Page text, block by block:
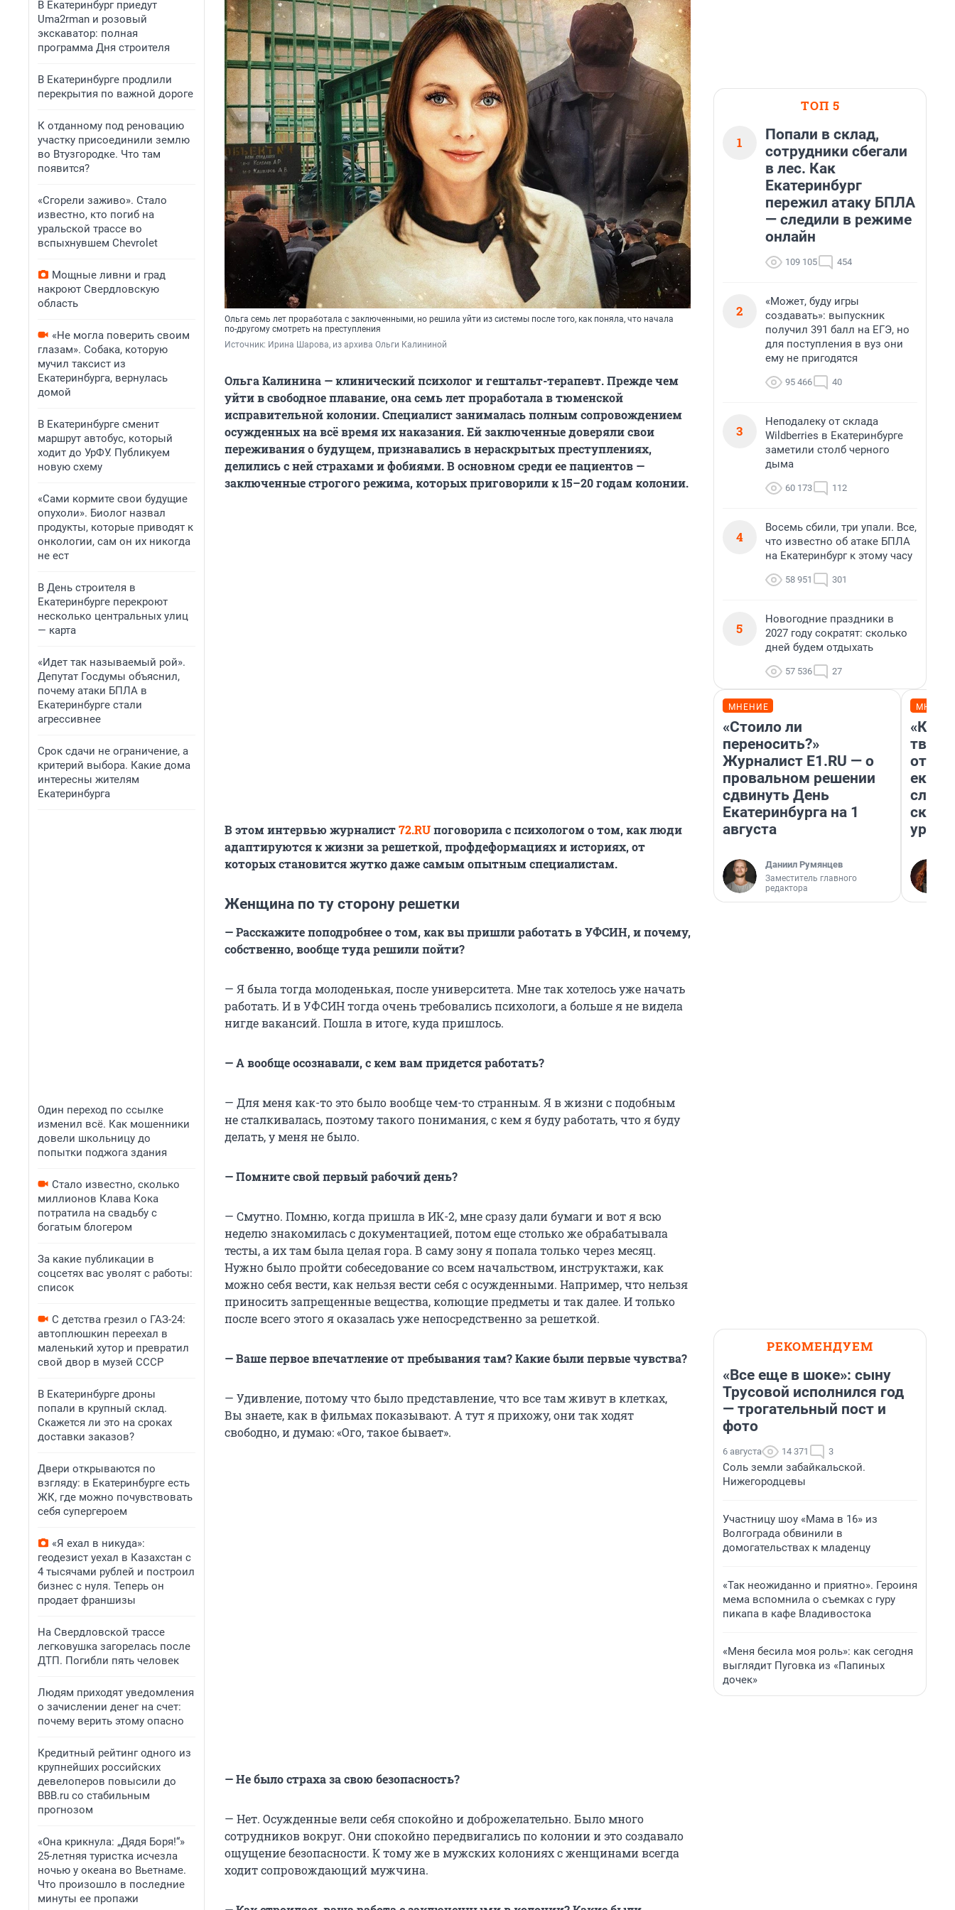
В Екатеринбург приедут
Uma2rman и розовый
экскаватор: полная
программа Дня строителя
В Екатеринбурге продлили
перекрытия по важной дороге
К отданному под реновацию
участку присоединили землю
во Втузгородке. Что там
появится?
«Сгорели заживо». Стало
известно, кто погиб на
уральской трассе во
вспыхнувшем Chevrolet
Мощные ливни и град
накроют Свердловскую
область
«Не могла поверить своим
глазам». Собака, которую
мучил таксист из
Екатеринбурга, вернулась
домой
В Екатеринбурге сменит
маршрут автобус, который
ходит до УрФУ. Публикуем
новую схему
«Сами кормите свои будущие
опухоли». Биолог назвал
продукты, которые приводят к
онкологии, сам он их никогда
не ест
В День строителя в
Екатеринбурге перекроют
несколько центральных улиц
— карта
«Идет так называемый рой».
Депутат Госдумы объяснил,
почему атаки БПЛА в
Екатеринбурге стали
агрессивнее
Срок сдачи не ограничение, а
критерий выбора. Какие дома
интересны жителям
Екатеринбурга
Один переход по ссылке
изменил всё. Как мошенники
довели школьницу до
попытки поджога здания
Стало известно, сколько
миллионов Клава Кока
потратила на свадьбу с
богатым блогером
За какие публикации в
соцсетях вас уволят с работы:
список
С детства грезил о ГАЗ-24:
автоплюшкин переехал в
маленький хутор и превратил
свой двор в музей СССР
В Екатеринбурге дроны
попали в крупный склад.
Скажется ли это на сроках
доставки заказов?
Двери открываются по
взгляду: в Екатеринбурге есть
ЖК, где можно почувствовать
себя супергероем
«Я ехал в никуда»:
геодезист уехал в Казахстан с
4 тысячами рублей и построил
бизнес с нуля. Теперь он
продает франшизы
На Свердловской трассе
легковушка загорелась после
ДТП. Погибли пять человек
Людям приходят уведомления
о зачислении денег на счет:
почему верить этому опасно
Кредитный рейтинг одного из
крупнейших российских
девелоперов повысили до
BBB.ru со стабильным
прогнозом
«Она крикнула: „Дядя Боря!“»
25-летняя туристка исчезла
ночью у океана во Вьетнаме.
Что произошло в последние
минуты ее пропажи
Ольга семь лет проработала с заключенными, но решила уйти из системы после того, как поняла, что начала
по-другому смотреть на преступления
Источник: Ирина Шарова, из архива Ольги Калининой
Ольга Калинина — клинический психолог и гештальт-терапевт. Прежде чем
уйти в свободное плавание, она семь лет проработала в тюменской
исправительной колонии. Специалист занималась полным сопровождением
осужденных на всё время их наказания. Ей заключенные доверяли свои
переживания о будущем, признавались в нераскрытых преступлениях,
делились с ней страхами и фобиями. В основном среди ее пациентов —
заключенные строгого режима, которых приговорили к 15–20 годам колонии.
В этом интервью журналист72.RUпоговорила с психологом о том, как люди
адаптируются к жизни за решеткой, профдеформациях и историях, от
которых становится жутко даже самым опытным специалистам.
Женщина по ту сторону решетки
— Расскажите поподробнее о том, как вы пришли работать в УФСИН,и почему,
собственно, вообще туда решили пойти?
— Я была тогда молоденькая, после университета. Мне так хотелось уже начать
работать. И в УФСИН тогда очень требовались психологи, а больше я не видела
нигде вакансий. Пошла в итоге, куда пришлось.
— А вообще осознавали, с кем вам придется работать?
— Для меня как-то это было вообще чем-то странным. Я в жизни с подобным
не сталкивалась, поэтому такого понимания, с кем я буду работать, что я буду
делать, у меня не было.
— Помните свой первый рабочий день?
— Смутно. Помню, когда пришла в ИК-2, мне сразу дали бумаги и вот я всю
неделю знакомилась с документацией, потом еще столько же обрабатывала
тесты, а их там была целая гора. В саму зону я попала только через месяц.
Нужно было пройти собеседование со всем начальством, инструктажи, как
можно себя вести, как нельзя вести себя с осужденными. Например, что нельзя
приносить запрещенные вещества, колющие предметы и так далее. И только
после всего этого я оказалась уже непосредственно за решеткой.
— Ваше первое впечатление от пребывания там? Какие были первые чувства?
— Удивление, потому что было представление, что все там живут в клетках,
Вы знаете, как в фильмах показывают. А тут я прихожу, они так ходят
свободно, и думаю: «Ого, такое бывает».
— Не было страха за свою безопасность?
— Нет. Осужденные вели себя спокойно и доброжелательно. Было много
сотрудников вокруг. Они спокойно передвигались по колонии и это создавало
ощущение безопасности. К тому же в мужских колониях с женщинами всегда
ходит сопровождающий мужчина.
ТОП 5
1
Попали в склад,
сотрудники сбегали
в лес. Как
Екатеринбург
пережил атаку БПЛА
— следили в режиме
онлайн
109 105 454
2
«Может, буду игры
создавать»: выпускник
получил 391 балл на ЕГЭ, но
для поступления в вуз они
ему не пригодятся
95 466 40
3
Неподалеку от склада
Wildberries в Екатеринбурге
заметили столб черного
дыма
60 173 112
4
Восемь сбили, три упали. Все,
что известно об атаке БПЛА
на Екатеринбург к этому часу
58 951 301
5
Новогодние праздники в
2027 году сократят: сколько
дней будем отдыхать
57 536 27
МНЕНИЕ
«Стоило ли
переносить?»
Журналист E1.RU — о
провальном решении
сдвинуть День
Екатеринбурга на 1
августа
Даниил Румянцев
Заместитель главного
редактора
РЕКОМЕНДУЕМ
«Все еще в шоке»: сыну
Трусовой исполнился год
— трогательный пост и
фото
6 августа 14 371 3
Соль земли забайкальской.
Нижегородцевы
Участницу шоу «Мама в 16» из
Волгограда обвинили в
домогательствах к младенцу
«Так неожиданно и приятно». Героиня
мема вспомнила о съемках с гуру
пикапа в кафе Владивостока
«Меня бесила моя роль»: как сегодня
выглядит Пуговка из «Папиных
дочек»